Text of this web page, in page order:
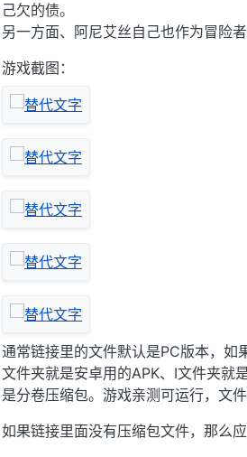
己欠的债。
另一方面、阿尼艾丝自己也作为冒险
游戏截图：
通常链接里的文件默认是PC版本，如
文件夹就是安卓用的APK、I文件夹就
是分卷压缩包。游戏亲测可运行，文
如果链接里面没有压缩包文件，那么